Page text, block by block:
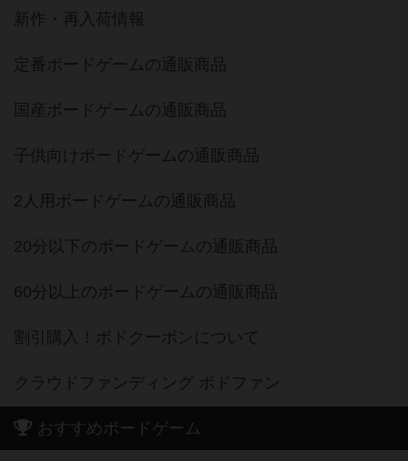
新作・再入荷情報
定番ボードゲームの通販商品
国産ボードゲームの通販商品
子供向けボードゲームの通販商品
2人用ボードゲームの通販商品
20分以下のボードゲームの通販商品
60分以上のボードゲームの通販商品
割引購入！ボドクーポンについて
クラウドファンディング ボドファン
おすすめボードゲーム